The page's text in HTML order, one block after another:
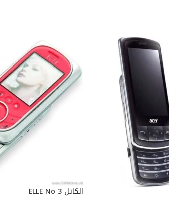
الكاتل ELLE No 3